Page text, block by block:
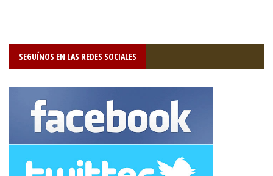
SEGUÍNOS EN LAS REDES SOCIALES